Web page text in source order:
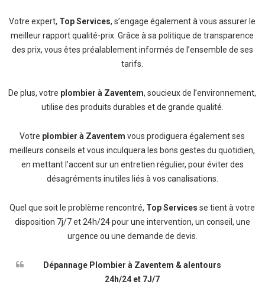
Votre expert, Top Services, s’engage également à vous assurer le
meilleur rapport qualité-prix. Grâce à sa politique de transparence
des prix, vous êtes préalablement informés de l’ensemble de ses
tarifs.
De plus, votre plombier à Zaventem, soucieux de l’environnement,
utilise des produits durables et de grande qualité.
Votre plombier à Zaventemvous prodiguera également ses
meilleurs conseils et vous inculquera les bons gestes du quotidien,
en mettant l’accent sur un entretien régulier, pour éviter des
désagréments inutiles liés à vos canalisations.
Quel que soit le problème rencontré, Top Services se tient à votre
disposition 7j/7 et 24h/24 pour une intervention, un conseil, une
urgence ou une demande de devis.
Dépannage Plombier à Zaventem & alentours
24h/24 et 7J/7